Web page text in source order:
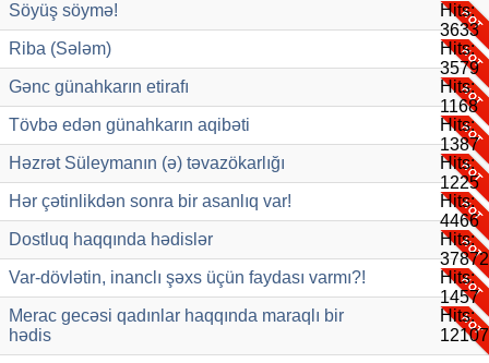
Söyüş söymə!
Hits:
3633
Riba (Sələm)
Hits:
3579
Gənc günahkarın etirafı
Hits:
1168
Tövbə edən günahkarın aqibəti
Hits:
1387
Həzrət Süleymanın (ə) təvazökarlığı
Hits:
1225
Hər çətinlikdən sonra bir asanlıq var!
Hits:
4466
Dostluq haqqında hədislər
Hits:
37872
Var-dövlətin, inanclı şəxs üçün faydası varmı?!
Hits:
1457
Merac gecəsi qadınlar haqqında maraqlı bir
hədis
Hits:
12107